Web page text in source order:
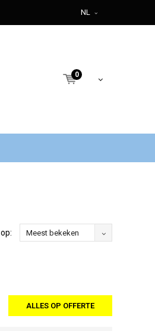
NL
0
Meest bekeken
ALLES OP OFFERTE